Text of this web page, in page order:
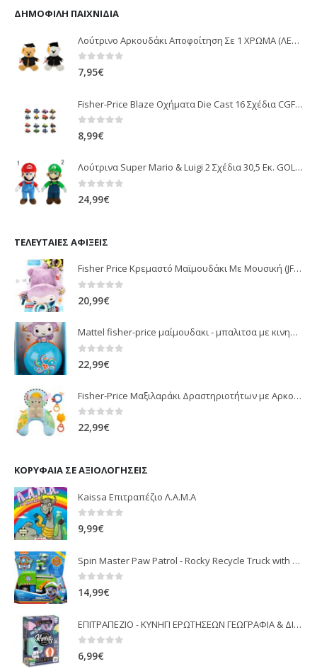
ΔΗΜΟΦΙΛΉ ΠΑΙΧΝΊΔΙΑ
Λούτρινο Αρκουδάκι Αποφοίτηση Σε 1 ΧΡΩΜΑ (ΛΕΥΚΟ)25Εκ 1850
0out of 5
7,95€
Fisher-Price Blaze Οχήματα Die Cast 16 Σχέδια CGF20
0 out of 5
8,99€
Λούτρινα Super Mario & Luigi 2 Σχέδια 30,5 Εκ. GOL13769
0 out of 5
24,99€
ΤΕΛΕΥΤΑΊΕΣ ΑΦΊΞΕΙΣ
Fisher Price Κρεμαστό Μαϊμουδάκι Με Μουσική (JFF02)
0 out of 5
20,99€
Mattel fisher-price μαίμουδακι - μπαλιτσα με κινηση JLB95
22,99€
Fisher-Price Μαξιλαράκι Δραστηριοτήτων με Αρκουδάκι (JHB44)
0 out of 5
22,99€
ΚΟΡΥΦΑΊΑ ΣΕ ΑΞΙΟΛΟΓΉΣΕΙΣ
Kaissa Επιτραπέζιο Λ.Α.Μ.Α
0 out of 5
9,99€
Spin Master Paw Patrol - Rocky Recycle Truck with Pup
0 out of 5
14,99€
ΕΠΙΤΡΑΠΕΖΙΟ - ΚΥΝΗΓΙ ΕΡΩΤΗΣΕΩΝ ΓΕΩΓΡΑΦΙΑ & ΔΙΑΣΤΗΜΑ (100813)
0 out of 5
6,99€